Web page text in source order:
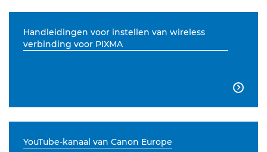
Handleidingen voor instellen van wireless
verbinding voor PIXMA

YouTube-kanaal van Canon Europe